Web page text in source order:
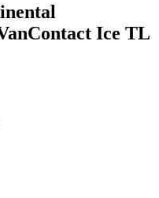
Ice TL